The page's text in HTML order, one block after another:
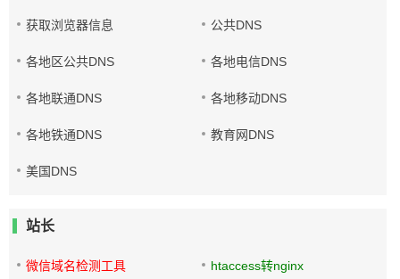
获取浏览器信息 公共DNS
各地区公共DNS 各地电信DNS
各地联通DNS 各地移动DNS
各地铁通DNS 教育网DNS
美国DNS
站长
微信域名检测工具 htaccess转nginx